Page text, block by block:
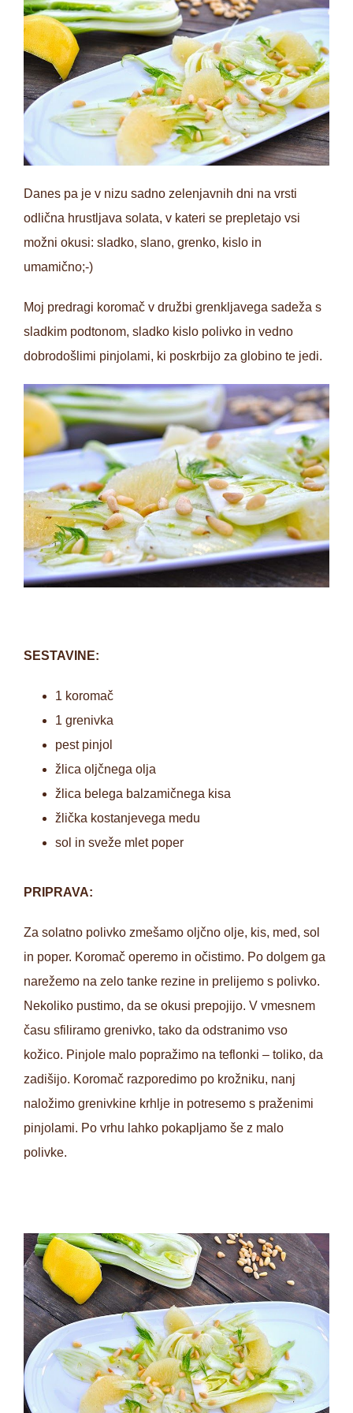
Danes pa je v nizu sadno zelenjavnih dni na vrsti
odlična hrustljava solata, v kateri se prepletajo vsi
možni okusi: sladko, slano, grenko, kislo in
umamično;-)
Moj predragi koromač v družbi grenkljavega sadeža s
sladkim podtonom, sladko kislo polivko in vedno
dobrodošlimi pinjolami, ki poskrbijo za globino te jedi.
SESTAVINE:
1 koromač
1 grenivka
pest pinjol
žlica oljčnega olja
žlica belega balzamičnega kisa
žlička kostanjevega medu
sol in sveže mlet poper
PRIPRAVA:
Za solatno polivko zmešamo oljčno olje, kis, med, sol
in poper. Koromač operemo in očistimo. Po dolgem ga
narežemo na zelo tanke rezine in prelijemo s polivko.
Nekoliko pustimo, da se okusi prepojijo. V vmesnem
času sfiliramo grenivko, tako da odstranimo vso
kožico. Pinjole malo popražimo na teflonki – toliko, da
zadišijo. Koromač razporedimo po krožniku, nanj
naložimo grenivkine krhlje in potresemo s praženimi
pinjolami. Po vrhu lahko pokapljamo še z malo
polivke.